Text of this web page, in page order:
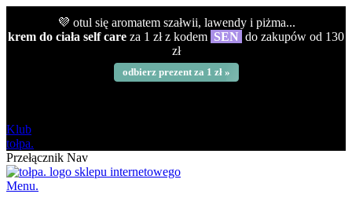
💜 otul się aromatem szałwii, lawendy i piżma...
krem do ciała self care za 1 zł z kodem SEN do zakupów od 130
zł
odbierz prezent za 1 zł »
Klub
tołpa.
Przełącznik Nav
Menu.